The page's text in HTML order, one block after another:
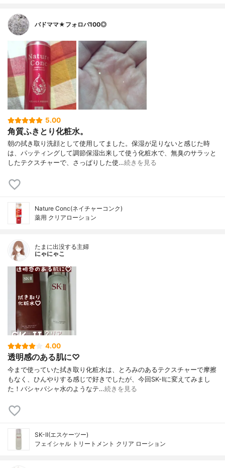
バドママ★フォロバ100◎
5.00
角質ふきとり化粧水。
朝の拭き取り洗顔として使用してました。保湿が足りないと感じた時
は、パッティングして調節保湿出来して使う化粧水で、無臭のサラッと
したテクスチャーで、さっぱりした使…続きを見る
Nature Conc(ネイチャーコンク)
薬用 クリアローション
たまに出没する主婦
にゃにゃこ
4.00
透明感のある肌に♡
今まで使っていた拭き取り化粧水は、とろみのあるテクスチャーで摩擦
もなく、ひんやりする感じで好きでしたが、今回SK-IIに変えてみまし
た！バシャバシャ水のようなテ…続きを見る
SK-II(エスケーツー)
フェイシャル トリートメント クリア ローション